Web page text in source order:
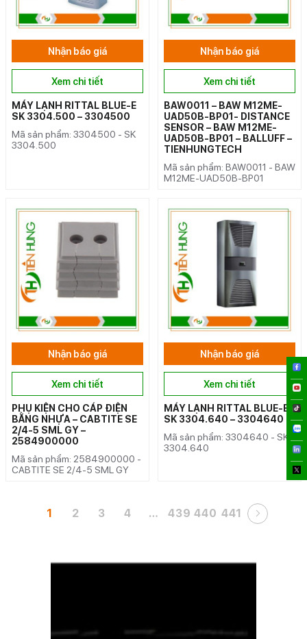
Nhận báo giá
Xem chi tiết
MÁY LẠNH RITTAL BLUE-E
SK 3304.500 – 3304500
Mã sản phẩm: 3304500 - SK
3304.500
Nhận báo giá
Xem chi tiết
BAW0011 – BAW M12ME-
UAD50B-BP01- DISTANCE
SENSOR – BAW M12ME-
UAD50B-BP01 – BALLUFF –
TIENHUNGTECH
Mã sản phẩm: BAW0011 - BAW
M12ME-UAD50B-BP01
Nhận báo giá
Xem chi tiết
PHỤ KIỆN CHO CÁP ĐIỆN
BẰNG NHỰA – CABTITE SE
2/4-5 SML GY –
2584900000
Mã sản phẩm: 2584900000 -
CABTITE SE 2/4-5 SML GY
Nhận báo giá
Xem chi tiết
MÁY LẠNH RITTAL BLUE-E
SK 3304.640 – 3304640
Mã sản phẩm: 3304640 - SK
3304.640
1 2 3 4 … 439 440 441